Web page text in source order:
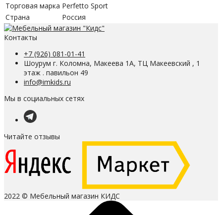
Торговая марка Perfetto Sport
Страна
Россия
Контакты
+7 (926) 081-01-41
Шоурум г. Коломна, Макеева 1А, ТЦ Макеевский , 1
этаж . павильон 49
info@imkids.ru
Мы в социальных сетях
Читайте отзывы
2022 © Мебельный магазин КИДС